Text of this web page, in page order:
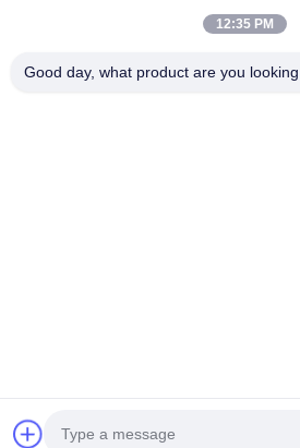
Senyao Heavy Truck International
12:35 PM
Good day, what product are you